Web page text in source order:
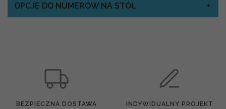
OPCJE DO NUMERÓW NA STÓŁ
BEZPIECZNA DOSTAWA INDYWIDUALNY PROJEKT